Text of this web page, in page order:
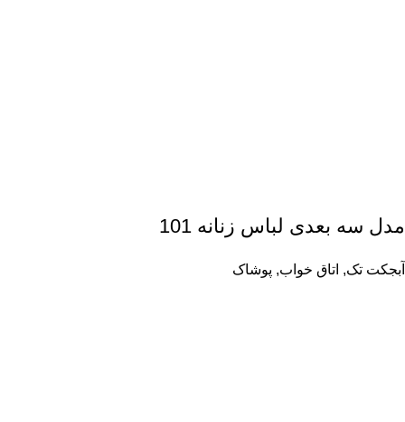
مدل سه بعدی لباس زنانه 101
آبجکت تک, اتاق خواب, پوشاک